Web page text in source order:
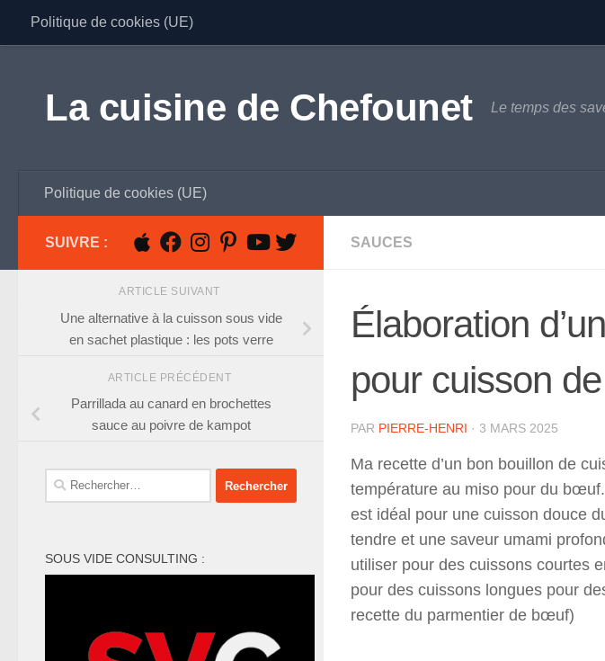
Skip to content
Politique de cookies (UE)
La cuisine de Chefounet Le temps des
Politique de cookies (UE)
SAUCES
Élaboration
pour cuisson
PAR PIERRE-HENRI · 3 MARS 2025
Ma recette d’un bon bouillon de
température au miso pour du
est idéal pour une cuisson douce
tendre et une saveur umami
utiliser pour des cuissons courtes
pour des cuissons longues pour
recette du parmentier de bœuf)
SUIVRE :
ARTICLE SUIVANT
Une alternative à la cuisson sous vide
en sachet plastique : les pots verre
ARTICLE PRÉCÉDENT
Parrillada au canard en brochettes
sauce au poivre de kampot
Rechercher :
SOUS VIDE CONSULTING :